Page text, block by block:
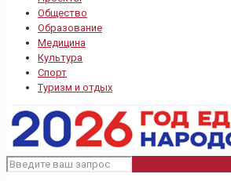
Общество
Образование
Медицина
Культура
Спорт
Туризм и отдых